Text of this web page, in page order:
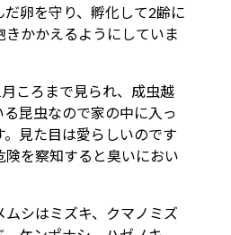
だ卵を守り、孵化して2齢に
かかえるようにしていま
ころまで見られ、成虫越
昆虫なので家の中に入っ
見た目は愛らしいのです
を察知すると臭いにおい
ムシはミズキ、クマノミズ